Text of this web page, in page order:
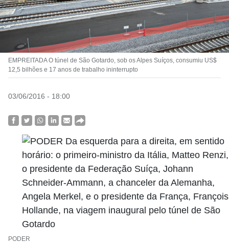
EMPREITADA O túnel de São Gotardo, sob os Alpes Suíços, consumiu US$
12,5 bilhões e 17 anos de trabalho ininterrupto
03/06/2016 - 18:00
PODER